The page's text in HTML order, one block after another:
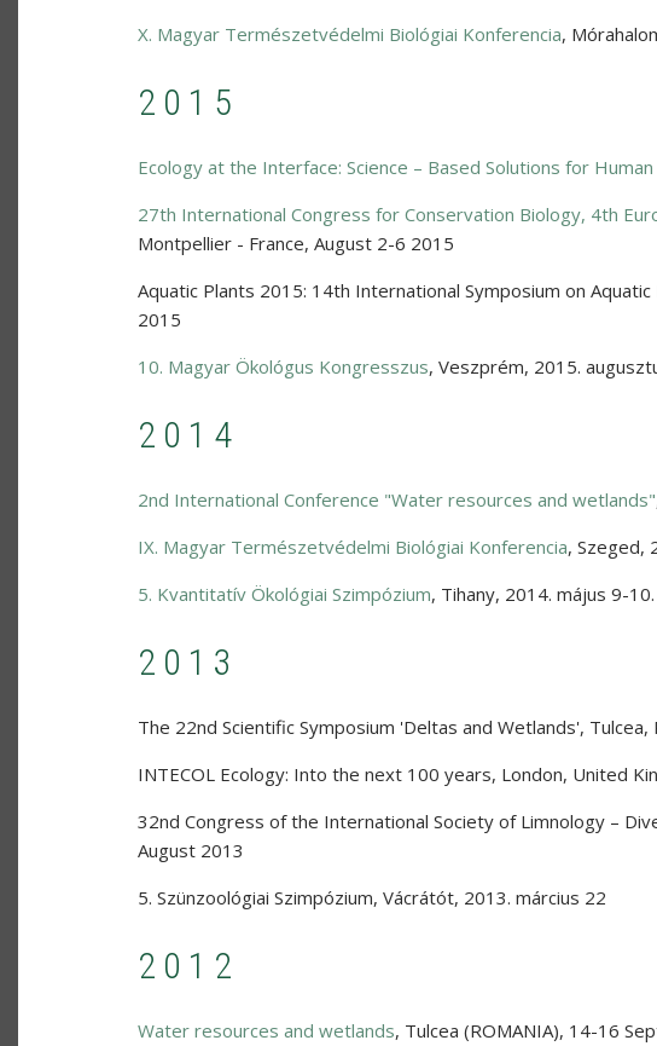
X. Magyar Természetvédelmi Biológiai Konferencia,
2015
Ecology at the Interface: Science – Based Solutions for
27th International Congress for Conservation Biology, 4th
Montpellier - France, August 2-6 2015
Aquatic Plants 2015: 14th International Symposium on Aquatic
2015
10. Magyar Ökológus Kongresszus, Veszprém, 2015.
2014
2nd International Conference "Water resources and wetlands"
IX. Magyar Természetvédelmi Biológiai Konferencia, Szeged,
5. Kvantitatív Ökológiai Szimpózium, Tihany, 2014. május 9-10.
2013
The 22nd Scientific Symposium 'Deltas and Wetlands', Tulcea,
INTECOL Ecology: Into the next 100 years, London, United
32nd Congress of the International Society of Limnology –
August 2013
5. Szünzoológiai Szimpózium, Vácrátót, 2013. március 22
2012
Water resources and wetlands, Tulcea (ROMANIA), 14-16